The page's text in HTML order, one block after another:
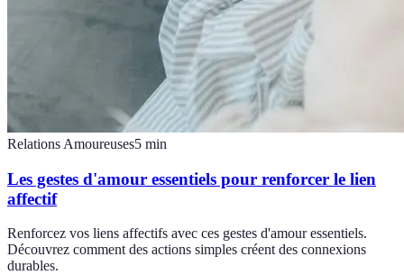
Relations Amoureuses5 min
Les gestes d'amour essentiels pour renforcer le lien
affectif
Renforcez vos liens affectifs avec ces gestes d'amour essentiels.
Découvrez comment des actions simples créent des connexions
durables.